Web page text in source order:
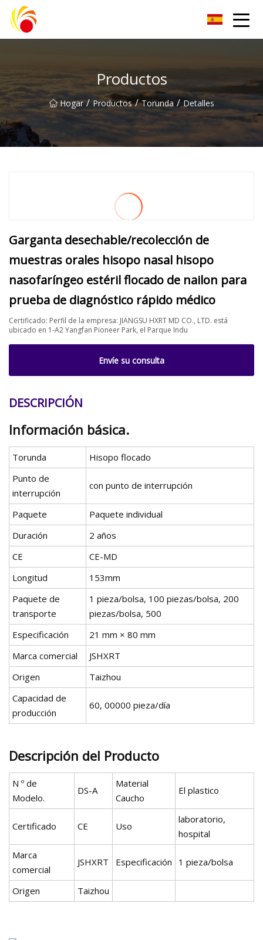
Artículos de laboratorio de plástico Co., Ltd de Wuxi
Productos
Hogar / Productos / Torunda / Detalles
Garganta desechable/recolección de
muestras orales hisopo nasal hisopo
nasofaríngeo estéril flocado de nailon para
prueba de diagnóstico rápido médico
Certificado: Perfil de la empresa: JIANGSU HXRT MD CO., LTD. está
ubicado en 1-A2 Yangfan Pioneer Park, el Parque Indu
Envíe su consulta
DESCRIPCIÓN
Información básica.
Torunda
Hisopo flocado
Punto de
interrupción
con punto de interrupción
Paquete
Paquete individual
Duración
2 años
CE
CE-MD
Longitud
153mm
Paquete de
transporte
1 pieza/bolsa, 100 piezas/bolsa, 200
piezas/bolsa, 500
Especificación
21 mm × 80 mm
Marca comercial
JSHXRT
Origen
Taizhou
Capacidad de
producción
60, 00000 pieza/día
Descripción del Producto
N º de
Modelo.
DS-A
Material
Caucho
El plastico
Certificado CE Uso
laboratorio,
hospital
Marca
comercial
JSHXRT Especificación 1 pieza/bolsa
Origen Taizhou